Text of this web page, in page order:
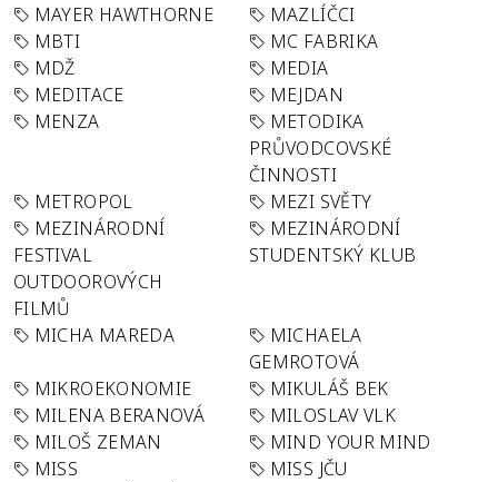
MAYER HAWTHORNE
MAZLÍČCI
MBTI
MC FABRIKA
MDŽ
MEDIA
MEDITACE
MEJDAN
MENZA
METODIKA
PRŮVODCOVSKÉ
ČINNOSTI
METROPOL
MEZI SVĚTY
MEZINÁRODNÍ
FESTIVAL
OUTDOOROVÝCH
FILMŮ
MEZINÁRODNÍ
STUDENTSKÝ KLUB
MICHA MAREDA
MICHAELA
GEMROTOVÁ
MIKROEKONOMIE
MIKULÁŠ BEK
MILENA BERANOVÁ
MILOSLAV VLK
MILOŠ ZEMAN
MIND YOUR MIND
MISS
MISS JČU